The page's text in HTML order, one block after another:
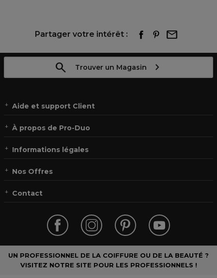
Partager votre intérêt :
Trouver un Magasin
Aide et support Client
À propos de Pro-Duo
Informations légales
Nos Offres
Contact
UN PROFESSIONNEL DE LA COIFFURE OU DE LA BEAUTÉ ?
VISITEZ NOTRE SITE POUR LES PROFESSIONNELS !